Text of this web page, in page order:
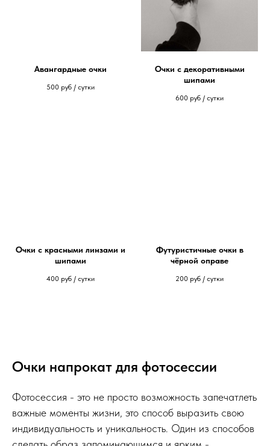
Авангардные очки
500 руб / сутки
Очки с декоративными
шипами
600 руб / сутки
Очки с красными линзами и
шипами
400 руб / сутки
Футуристичные очки в
чёрной оправе
200 руб / сутки
Очки напрокат для фотосессии
Фотосессия - это не просто возможность запечатлеть
важные моменты жизни, это способ выразить свою
индивидуальность и уникальность. Один из способов